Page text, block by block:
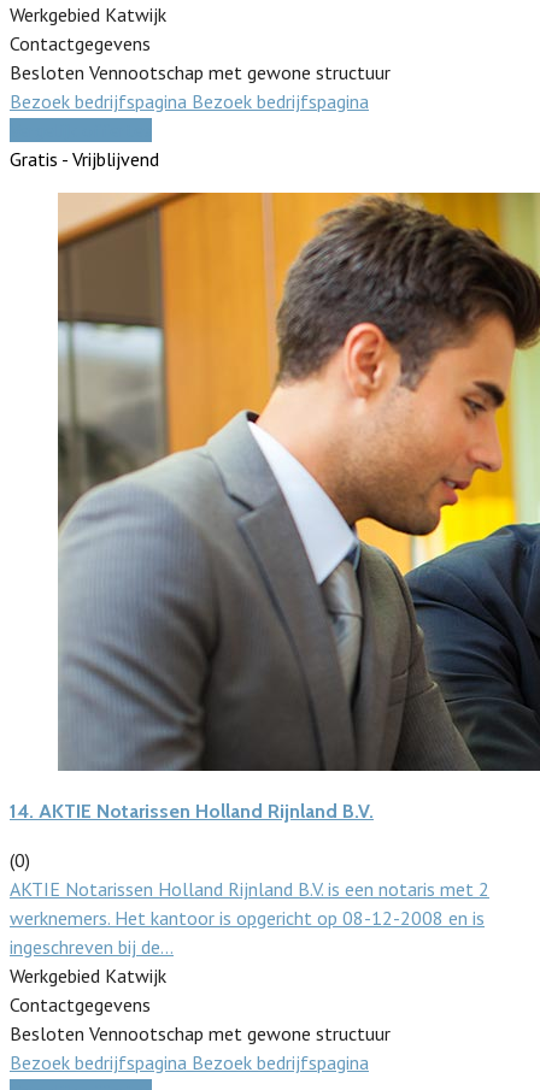
Werkgebied Katwijk
Contactgegevens
Besloten Vennootschap met gewone structuur
Bezoek bedrijfspagina Bezoek bedrijfspagina
Gratis - Vrijblijvend
14. AKTIE Notarissen Holland Rijnland B.V.
(0)
AKTIE Notarissen Holland Rijnland B.V. is een notaris met 2
werknemers. Het kantoor is opgericht op 08-12-2008 en is
ingeschreven bij de…
Werkgebied Katwijk
Contactgegevens
Besloten Vennootschap met gewone structuur
Bezoek bedrijfspagina Bezoek bedrijfspagina